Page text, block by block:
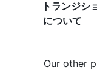
トランジシ
について
Our other